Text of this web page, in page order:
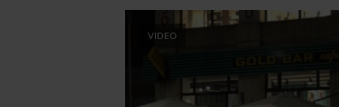
VIDEO